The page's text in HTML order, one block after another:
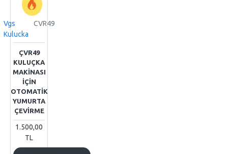
Vgs
Kulucka
CVR49
ÇVR49
KULUÇKA
MAKİNASI
İÇİN
OTOMATİK
YUMURTA
ÇEVİRME
1.500,00
TL